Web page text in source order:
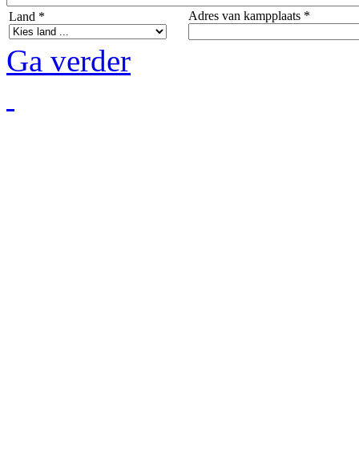
Land * Adres van kampplaats *
Ga verder